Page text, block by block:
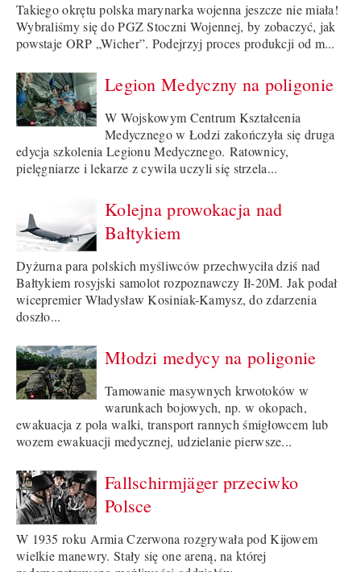
Takiego okrętu polska marynarka wojenna jeszcze nie miała!
Wybraliśmy się do PGZ Stoczni Wojennej, by zobaczyć, jak
powstaje ORP „Wicher”. Podejrzyj proces produkcji od m...
Legion Medyczny na poligonie
W Wojskowym Centrum Kształcenia
Medycznego w Łodzi zakończyła się druga
edycja szkolenia Legionu Medycznego. Ratownicy,
pielęgniarze i lekarze z cywila uczyli się strzela...
Kolejna prowokacja nad
Bałtykiem
Dyżurna para polskich myśliwców przechwyciła dziś nad
Bałtykiem rosyjski samolot rozpoznawczy Ił-20M. Jak podał
wicepremier Władysław Kosiniak-Kamysz, do zdarzenia
doszło...
Młodzi medycy na poligonie
Tamowanie masywnych krwotoków w
warunkach bojowych, np. w okopach,
ewakuacja z pola walki, transport rannych śmigłowcem lub
wozem ewakuacji medycznej, udzielanie pierwsze...
Fallschirmjäger przeciwko
Polsce
W 1935 roku Armia Czerwona rozgrywała pod Kijowem
wielkie manewry. Stały się one areną, na której